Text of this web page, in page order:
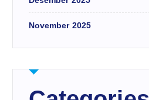
November 2025